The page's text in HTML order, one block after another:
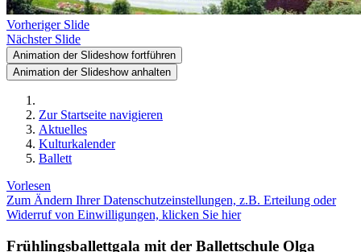
Vorheriger Slide
Nächster Slide
Animation der Slideshow fortführen
Animation der Slideshow anhalten
Zur Startseite navigieren
Aktuelles
Kulturkalender
Ballett
Vorlesen
Zum Ändern Ihrer Datenschutzeinstellungen, z.B. Erteilung oder
Widerruf von Einwilligungen, klicken Sie hier
Frühlingsballettgala mit der Ballettschule Olga